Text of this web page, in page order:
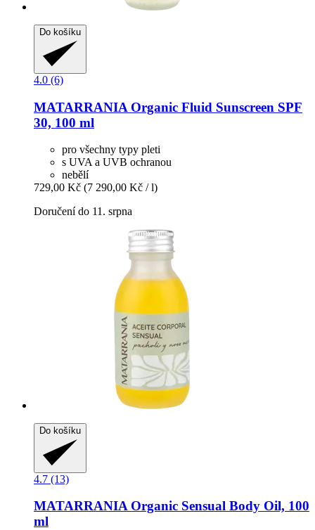
Do košíku
4.0 (6)
MATARRANIA Organic Fluid Sunscreen SPF
30, 100 ml
pro všechny typy pleti
s UVA a UVB ochranou
nebělí
729,00 Kč (7 290,00 Kč / l)
Doručení do 11. srpna
Do košíku
4.7 (13)
MATARRANIAOrganic Sensual Body Oil, 100
ml